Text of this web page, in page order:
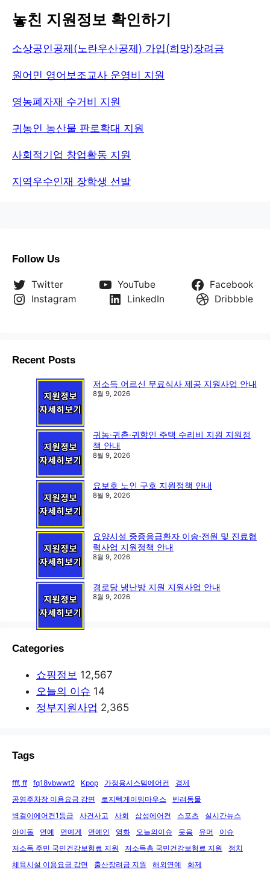
놓친 지원정보 확인하기
소상공인공제(노란우산공제) 가입(희망)장려금
원어민 영어보조교사 운영비 지원
영농폐자재 수거비 지원
귀농인 농산물 판로확대 지원
사회적기업 창업활동 지원
지역우수인재 장학생 선발
Follow Us
Twitter YouTube
Facebook
Instagram
LinkedIn Dribbble
Recent Posts
저소득 어르신 무료식사 제공 지원사업 안내
8월 9, 2026
귀농·귀촌·귀향인 주택 수리비 지원 지원정
책 안내
8월 9, 2026
요보호 노인 구호 지원정책 안내
8월 9, 2026
요양시설 중증응급환자 이송·전원 및 진료협
력사업 지원정책 안내
8월 9, 2026
경로당 냉난방 지원 지원사업 안내
8월 9, 2026
Categories
쇼핑정보 12,567
오늘의 이슈 14
정부지원사업 2,365
Tags
fff, ff fq18vbwwt2 Kpop 가정용시스템에어컨
경제
공영주차장 이용요금 감면
로지텍게이밍마우스
반려동물
벽걸이에어컨1등급
사건사고 사회 삼성에어컨 스포츠
실시간뉴스
아이돌
연예 연예계 연예인 영화 오늘의이슈 웃음 유머
이슈
저소득 주민 국민건강보험료 지원
저소득층 국민건강보험료 지원
정치
체육시설 이용요금 감면
출산장려금 지원 해외연예 화제